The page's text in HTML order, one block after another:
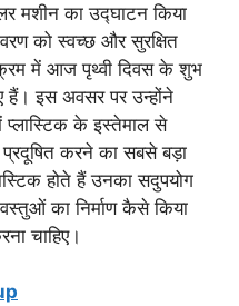
मशीन का उद्घाटन किया
को स्वच्छ और सुरक्षित
में आज पृथ्वी दिवस के शुभ
हैं। इस अवसर पर उन्होंने
के इस्तेमाल से
प्रदूषित करने का सबसे बड़ा
होते हैं उनका सदुपयोग
का निर्माण कैसे किया
चाहिए।